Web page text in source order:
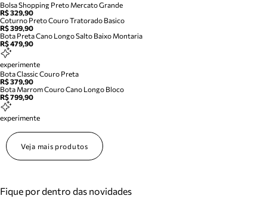
Bolsa Shopping Preto Mercato Grande
R$ 329,90
Coturno Preto Couro Tratorado Basico
R$ 399,90
Bota Preta Cano Longo Salto Baixo Montaria
R$ 479,90
experimente
Bota Classic Couro Preta
R$ 379,90
Bota Marrom Couro Cano Longo Bloco
R$ 799,90
experimente
Veja mais produtos
Fique por dentro das novidades